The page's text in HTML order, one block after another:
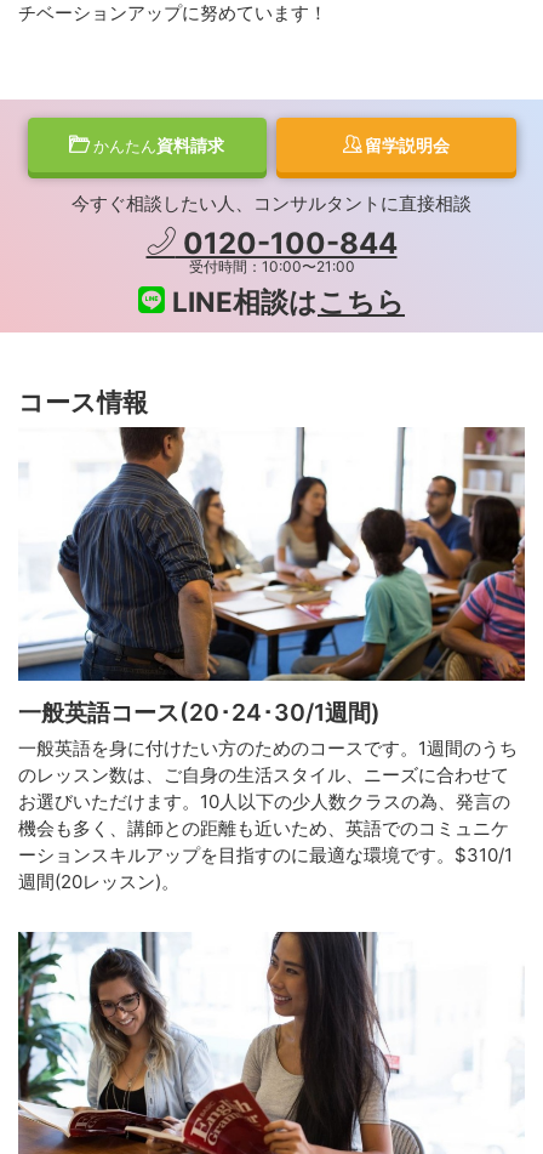
チベーションアップに努めています！
かんたん資料請求 留学説明会
今すぐ相談したい人、コンサルタントに直接相談
0120-100-844
受付時間：10:00〜21:00
LINE相談はこちら
コース情報
一般英語コース(20･24･30/1週間)
一般英語を身に付けたい方のためのコースです。1週間のうち
のレッスン数は、ご自身の生活スタイル、ニーズに合わせて
お選びいただけます。10人以下の少人数クラスの為、発言の
機会も多く、講師との距離も近いため、英語でのコミュニケ
ーションスキルアップを目指すのに最適な環境です。$310/1
週間(20レッスン)。